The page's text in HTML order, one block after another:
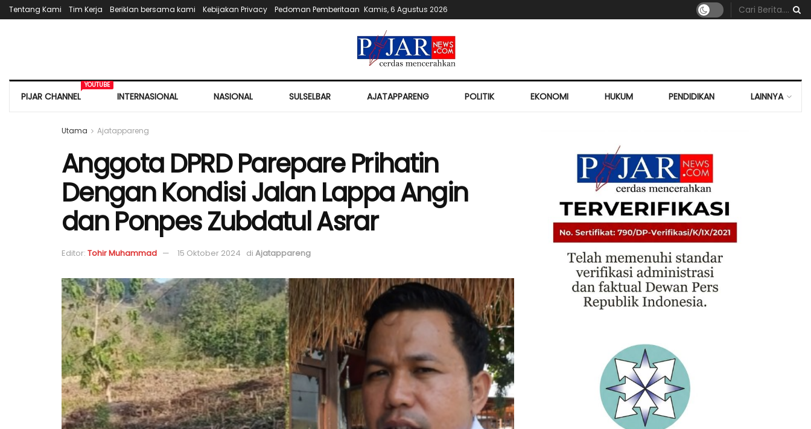
Tentang Kami Tim Kerja Beriklan bersama kami Kebijakan Privacy Pedoman Pemberitaan Kamis, 6 Agustus 2026
PIJAR CHANNEL
YOUTUBE
INTERNASIONAL NASIONAL SULSELBAR AJATAPPARENG POLITIK EKONOMI HUKUM PENDIDIKAN LAINNYA
Utama Ajatappareng
Anggota DPRD Parepare Prihatin
Dengan Kondisi Jalan Lappa Angin
dan Ponpes Zubdatul Asrar
Editor: Tohir Muhammad 15 Oktober 2024 di Ajatappareng